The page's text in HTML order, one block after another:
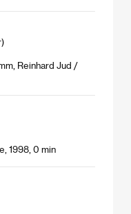
Reinhard Jud /
1998, 0 min